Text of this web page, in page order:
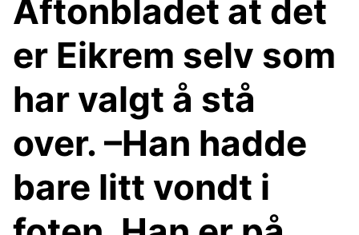
Aftonbladet at det
er Eikrem selv som
har valgt å stå
over. –Han hadde
bare litt vondt i